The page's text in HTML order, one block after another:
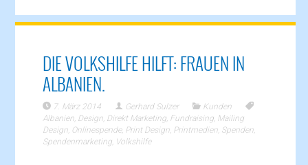
DIE VOLKSHILFE HILFT: FRAUEN IN
ALBANIEN.
7. März 2014 Gerhard Sulzer
Kunden
Albanien, Design, Direkt Marketing, Fundraising, Mailing
Design, Onlinespende, Print Design, Printmedien, Spenden,
Spendenmarketing, Volkshilfe